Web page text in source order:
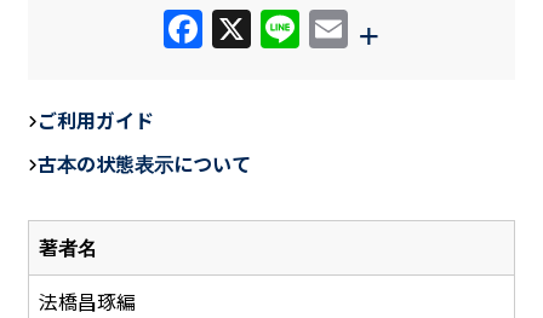
著者名
法橋昌琢編
F
e
b
o
o
X Li E
+
ご利用ガイド
古本の状態表示について